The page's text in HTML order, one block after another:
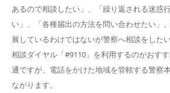
あるので相談したい」、「繰り返される迷惑
い」、「各種届出の方法を問い合わせたい」
展しているわけではないが警察へ相談をした
相談ダイヤル「#9110」を利用するのがおす
通ですが、電話をかけた地域を管轄する警察
ながります。